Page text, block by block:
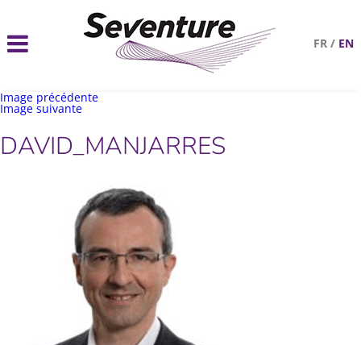
FR / EN
Image précédente
Image suivante
DAVID_MANJARRES